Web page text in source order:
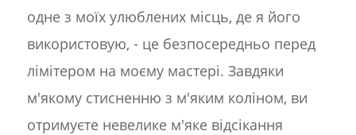
одне з моїх улюблених місць, де я його
використовую, - це безпосередньо перед
лімітером на моєму мастері. Завдяки
м'якому стисненню з м'яким коліном, ви
отримуєте невелике м'яке відсікання